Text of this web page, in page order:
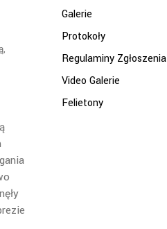
,
Galerie
Protokoły
Regulaminy Zgłoszenia
Video Galerie
Felietony